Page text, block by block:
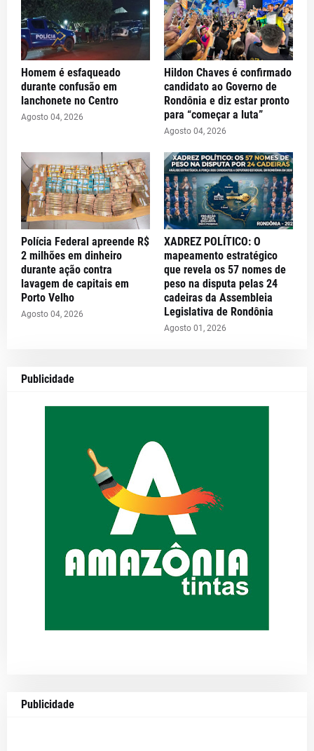
Homem é esfaqueado
durante confusão em
lanchonete no Centro
Agosto 04, 2026
Hildon Chaves é confirmado
candidato ao Governo de
Rondônia e diz estar pronto
para “começar a luta”
Agosto 04, 2026
Polícia Federal apreende R$
2 milhões em dinheiro
durante ação contra
lavagem de capitais em
Porto Velho
Agosto 04, 2026
XADREZ POLÍTICO: O
mapeamento estratégico
que revela os 57 nomes de
peso na disputa pelas 24
cadeiras da Assembleia
Legislativa de Rondônia
Agosto 01, 2026
Publicidade
Publicidade